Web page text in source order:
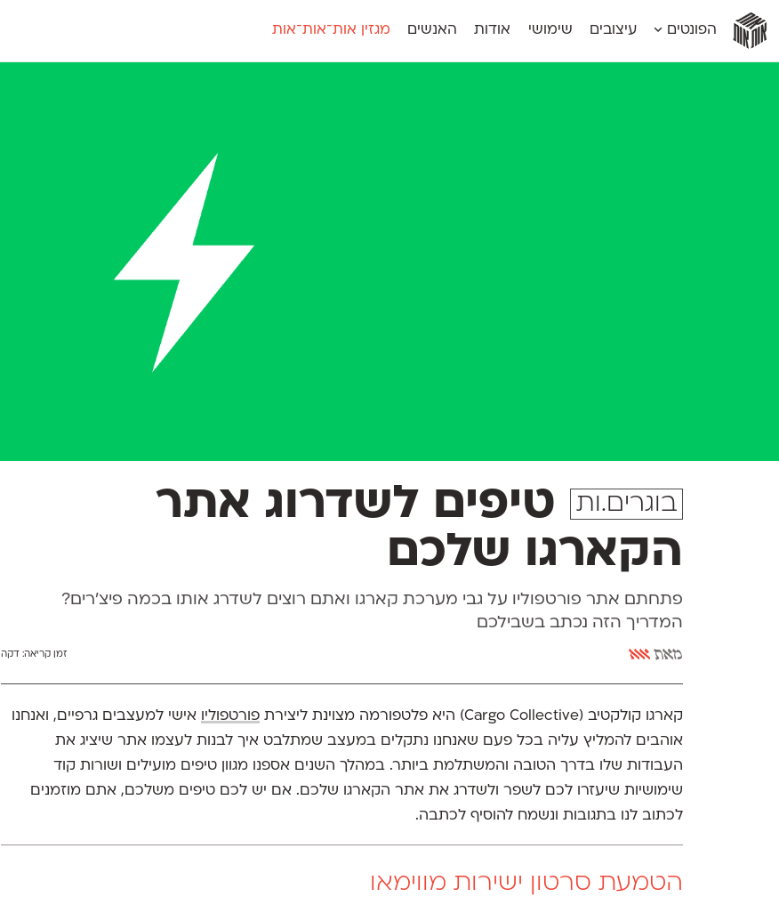
אותאות
אותאות
אות
אות
הפונטים עיצובים שימושי אודות האנשים מגזין אות־אות־אות
חדש חדש
בוגרים.ות
טיפים לשדרוג אתר
הקארגו שלכם
פתחתם אתר פורטפוליו על גבי מערכת קארגו ואתם רוצים לשדרג אותו בכמה פיצ׳רים?
המדריך הזה נכתב בשבילכם
מאת אאא זמן קריאה:דקה
קארגו קולקטיב (Cargo Collective) היא פלטפורמה מצוינת ליצירת פורטפוליו אישי למעצבים גרפיים, ואנחנו
אוהבים להמליץ עליה בכל פעם שאנחנו נתקלים במעצב שמתלבט איך לבנות לעצמו אתר שיציג את
העבודות שלו בדרך הטובה והמשתלמת ביותר. במהלך השנים אספנו מגוון טיפים מועילים ושורות קוד
שימושיות שיעזרו לכם לשפר ולשדרג את אתר הקארגו שלכם. אם יש לכם טיפים משלכם, אתם מוזמנים
לכתוב לנו בתגובות ונשמח להוסיף לכתבה.
הטמעת סרטון ישירות מווימאו